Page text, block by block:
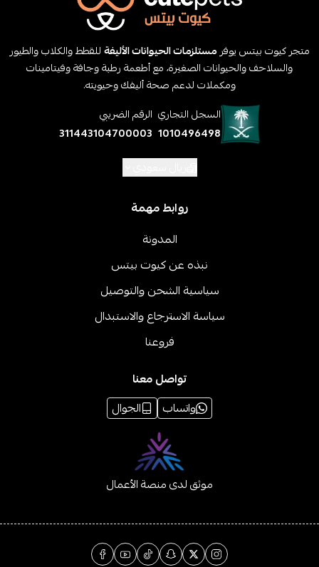
متجر كيوت بيتس يوفر مستلزمات الحيوانات الأليفةللقطط والكلاب والطيور
والسلاحف والحيوانات الصغيرة، مع أطعمة رطبة وجافة وفيتامينات
ومكملات لدعم صحة أليفك وحيويته.
السجل التجاري
1010496498
الرقم الضريبي
311443104700003
روابط مهمة
المدونة
نبذه عن كيوت بيتس
سياسية الشحن والتوصيل
سياسة الاسترجاع والاستبدال
فروعنا
تواصل معنا
واتساب
الجوال
موثق لدى منصة الأعمال